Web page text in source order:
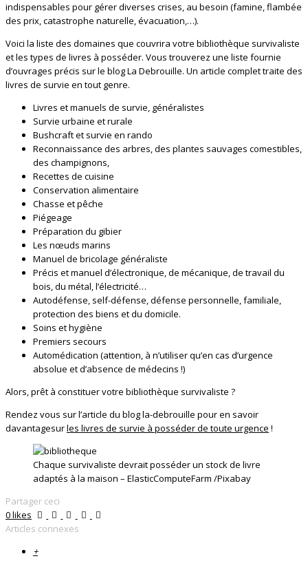
indispensables pour gérer diverses crises, au besoin (famine, flambée
des prix, catastrophe naturelle, évacuation,…).
Voici la liste des domaines que couvrira votre bibliothèque survivaliste
et les types de livres à posséder. Vous trouverez une liste fournie
d’ouvrages précis sur le blog La Debrouille. Un article complet traite des
livres de survie en tout genre.
Livres et manuels de survie, généralistes
Survie urbaine et rurale
Bushcraft et survie en rando
Reconnaissance des arbres, des plantes sauvages comestibles,
des champignons,
Recettes de cuisine
Conservation alimentaire
Chasse et pêche
Piégeage
Préparation du gibier
Les nœuds marins
Manuel de bricolage généraliste
Précis et manuel d’électronique, de mécanique, de travail du
bois, du métal, l’électricité…
Autodéfense, self-défense, défense personnelle, familiale,
protection des biens et du domicile.
Soins et hygiène
Premiers secours
Automédication (attention, à n’utiliser qu’en cas d’urgence
absolue et d’absence de médecins !)
Alors, prêt à constituer votre bibliothèque survivaliste ?
Rendez vous sur l’article du blog la-debrouille pour en savoir
davantagesurles livres de survie à posséder de toute urgence !
Chaque survivaliste devrait posséder un stock de livre
adaptés à la maison – ElasticComputeFarm /Pixabay
Partager ceci
0likes
Articles connexes
+